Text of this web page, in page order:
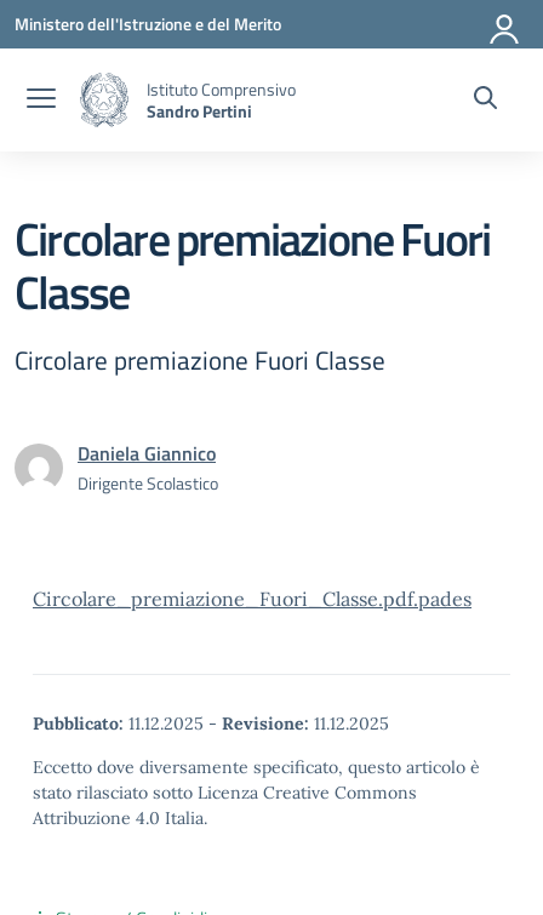
Vai ai contenuti
Vai al menu di navigazione
Vai al footer
Ministero dell'Istruzione e del Merito
Istituto Comprensivo
Sandro Pertini
Circolare premiazione Fuori
Classe
Circolare premiazione Fuori Classe
Daniela Giannico
Dirigente Scolastico
Circolare_premiazione_Fuori_Classe.pdf.pades
Pubblicato: 11.12.2025 - Revisione: 11.12.2025
Eccetto dove diversamente specificato, questo articolo è
stato rilasciato sotto Licenza Creative Commons
Attribuzione 4.0 Italia.